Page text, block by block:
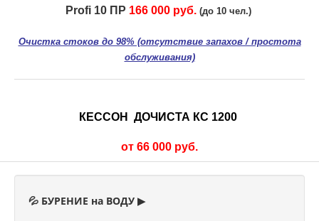
Profi 10 ПР 166 000 руб. (до 10 чел.)
Очистка стоков до 98% (отсутствие запахов / простота
обслуживания)
КЕССОН ДОЧИСТА КС 1200
от 66 000 руб.
💦 БУРЕНИЕ на ВОДУ ▶